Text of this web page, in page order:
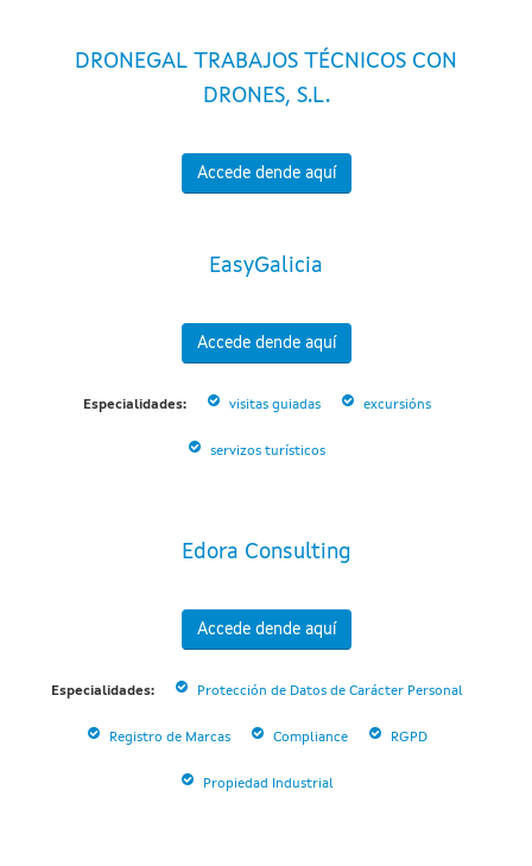
DRONEGAL TRABAJOS TÉCNICOS CON
DRONES, S.L.
Accede dende aquí
EasyGalicia
Accede dende aquí
Especialidades: visitas guiadas excursións
servizos turísticos
Edora Consulting
Accede dende aquí
Especialidades: Protección de Datos de Carácter Personal
Registro de Marcas Compliance RGPD
Propiedad Industrial